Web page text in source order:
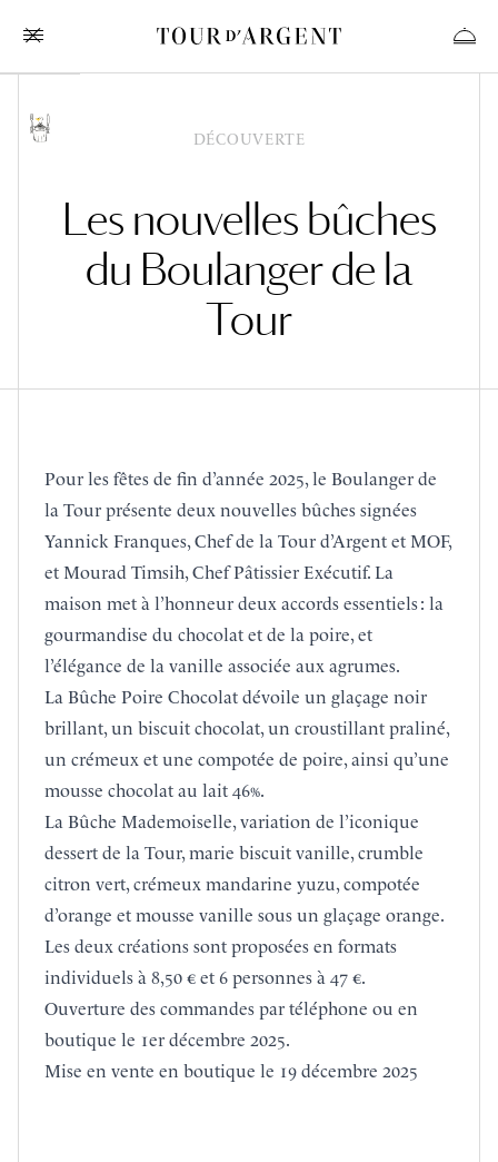
DÉCOUVERTE
Les nouvelles bûches
du Boulanger de la
Tour
Pour les fêtes de fin d’année 2025,le Boulanger de
la Tourprésente deux nouvelles bûches signées
Yannick Franques, Chef de la Tour d’Argent et MOF,
et Mourad Timsih, Chef Pâtissier Exécutif. La
maison met à l’honneur deux accords essentiels : la
gourmandise du chocolat et de la poire, et
l’élégance de la vanille associée aux agrumes.
La Bûche Poire Chocolat dévoile un glaçage noir
brillant, un biscuit chocolat, un croustillant praliné,
un crémeux et une compotée de poire, ainsi qu’une
mousse chocolat au lait 46%.
La Bûche Mademoiselle, variation de l’iconique
dessert de la Tour, marie biscuit vanille, crumble
citron vert, crémeux mandarine yuzu, compotée
d’orange et mousse vanille sous un glaçage orange.
Les deux créations sont proposées en formats
individuels à 8,50 € et 6 personnes à 47 €.
Ouverture des commandes par téléphone ou en
boutique le 1er décembre 2025.
Mise en vente en boutique le 19 décembre 2025